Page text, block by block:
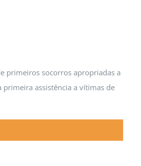
primeiros socorros apropriadas a
assistência a vítimas de